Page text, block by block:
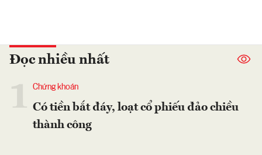
Đọc nhiều nhất
Chứng khoán
Có tiền bắt đáy, loạt cổ phiếu đảo chiều
thành công